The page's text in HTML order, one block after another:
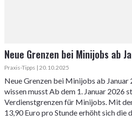
Neue Grenzen bei Minijobs ab
Praxis-Tipps | 20.10.2025
Neue Grenzen bei Minijobs ab Januar
wissen musst Ab dem 1. Januar 2026
Verdienstgrenzen für Minijobs. Mit
13,90 Euro pro Stunde erhöht sich die